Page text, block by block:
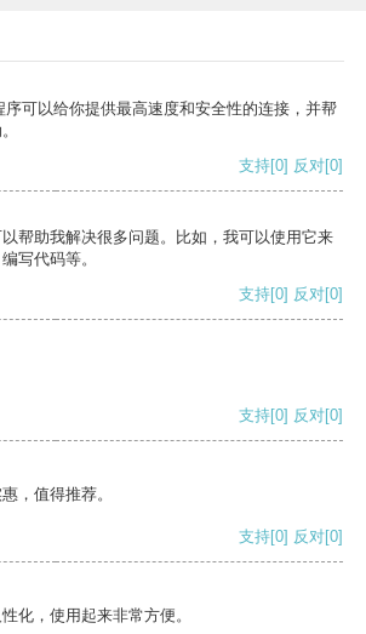
可以给你提供最高速度和安全性的连接，并帮
支持[0] 反对[0]
帮助我解决很多问题。比如，我可以使用它来
写代码等。
支持[0] 反对[0]
支持[0] 反对[0]
，值得推荐。
支持[0] 反对[0]
化，使用起来非常方便。